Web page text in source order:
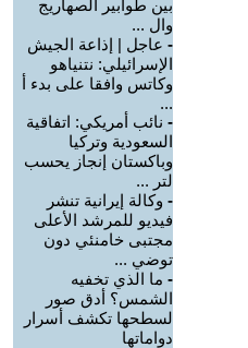
بين طوابير الصهاريج
وال ...
- عاجل | إذاعة الجيش
الإسرائيلي: نتنياهو
وكاتس وافقا على بدء أ
...
- نائب أمريكي: اتفاقية
السعودية وتركيا
وباكستان إنجاز يحسب
لتر ...
- وكالة إيرانية تنشر
فيديو للمرشد الأعلى
مجتبى خامنئي دون
توضي ...
- ما الذي تخفيه
الشمس؟ أدق صور
لسطحها تكشف أسرار
دواماتها